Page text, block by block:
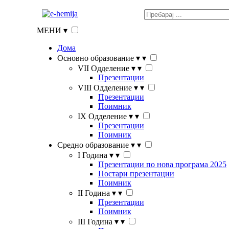
МЕНИ ▾
Дома
Основно образование ▾ ▾
VII Одделение ▾ ▾
Презентации
VIII Одделение ▾ ▾
Презентации
Поимник
IX Одделение ▾ ▾
Презентации
Поимник
Средно образование ▾ ▾
I Година ▾ ▾
Презентации по нова програма 2025
Постари презентации
Поимник
II Година ▾ ▾
Презентации
Поимник
III Година ▾ ▾